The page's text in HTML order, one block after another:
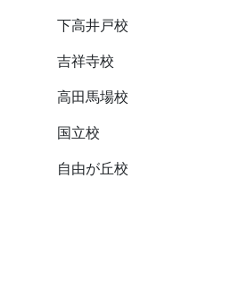
下高井戸校
吉祥寺校
高田馬場校
国立校
自由が丘校